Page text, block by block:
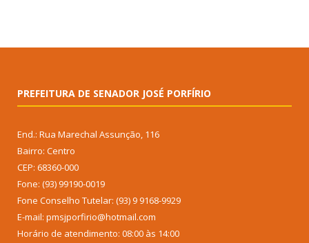
PREFEITURA DE SENADOR JOSÉ PORFÍRIO
End.: Rua Marechal Assunção, 116
Bairro: Centro
CEP: 68360-000
Fone: (93) 99190-0019
Fone Conselho Tutelar: (93) 9 9168-9929
E-mail: pmsjporfirio@hotmail.com
Horário de atendimento: 08:00 às 14:00